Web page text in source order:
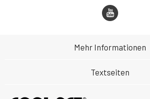
Mehr Informationen
Textseiten